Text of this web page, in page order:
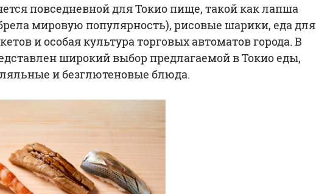
повседневной для Токио пище, такой как лапша
мировую популярность), рисовые шарики, еда для
и особая культура торговых автоматов города. В
широкий выбор предлагаемой в Токио еды,
и безглютеновые блюда.